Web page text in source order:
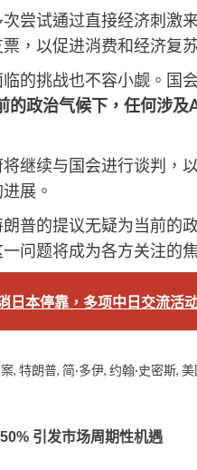
尝试通过直接经济刺激
，以促进消费和经济复
的挑战也不容小觑。国
的政治气候下，任何涉
继续与国会进行谈判，
展。
普的提议无疑为当前的
问题将成为各方关注的
日本停靠，多项中日交流活
, 特朗普, 简·多伊, 约翰·史密斯, 美
引发市场周期性机遇